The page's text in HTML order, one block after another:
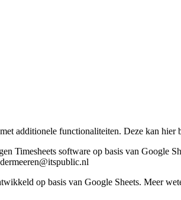
additionele functionaliteiten. Deze kan hier
Timesheets software op basis van Google
op basis van Google Sheets. Meer